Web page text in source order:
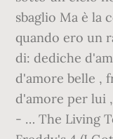
sbaglio Ma è la
quando ero un
di: dediche
d'amore belle ,
d'amore per lui
- … The Living